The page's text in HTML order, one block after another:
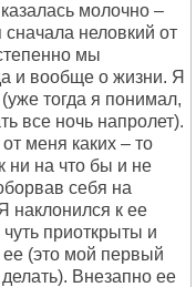
молочно –
сначала неловкий от
мы
и вообще о жизни. Я
тогда я понимал,
все ночь напролет).
меня каких – то
ни на что бы и не
себя на
наклонился к ее
приоткрыты и
(это мой первый
Внезапно ее